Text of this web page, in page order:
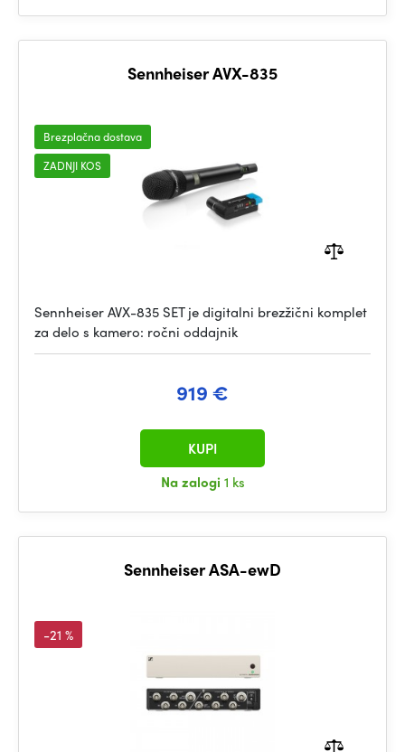
Sennheiser AVX-835
Brezplačna dostava
ZADNJI KOS
Sennheiser AVX-835 SET je digitalni brezžični komplet
za delo s kamero: ročni oddajnik
919 €
Na zalogi 1 ks
KUPI
Sennheiser ASA-ewD
-21 %